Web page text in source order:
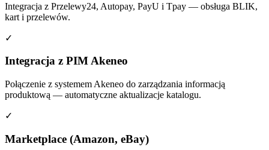
Integracja z Przelewy24, Autopay, PayU i Tpay — obsługa BLIK,
kart i przelewów.
✓
Integracja z PIM Akeneo
Połączenie z systemem Akeneo do zarządzania informacją
produktową — automatyczne aktualizacje katalogu.
✓
Marketplace (Amazon, eBay)